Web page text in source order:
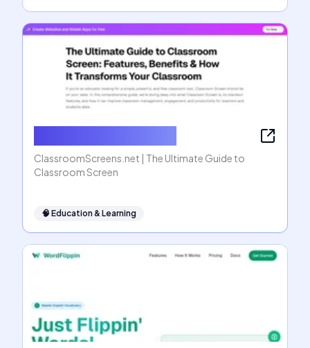
ClassroomScreens.net | The Ultimate Guide to
Classroom Screen
🧠 Education & Learning